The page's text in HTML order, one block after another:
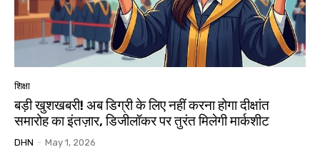
शिक्षा
बड़ी खुशखबरी! अब डिग्री के लिए नहीं करना होगा दीक्षांत
समारोह का इंतज़ार, डिजीलॉकर पर तुरंत मिलेगी मार्कशीट
DHN - May 1, 2026